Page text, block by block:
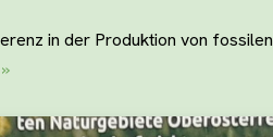
in der Produktion von fossilen